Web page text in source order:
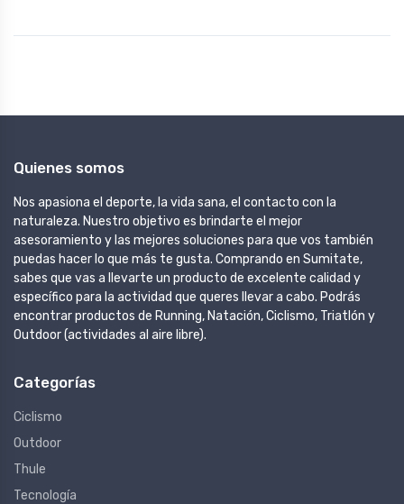
Quienes somos
Nos apasiona el deporte, la vida sana, el contacto con la
naturaleza. Nuestro objetivo es brindarte el mejor
asesoramiento y las mejores soluciones para que vos también
puedas hacer lo que más te gusta. Comprando en Sumitate,
sabes que vas a llevarte un producto de excelente calidad y
específico para la actividad que queres llevar a cabo. Podrás
encontrar productos de Running, Natación, Ciclismo, Triatlón y
Outdoor (actividades al aire libre).
Categorías
Ciclismo
Outdoor
Thule
Tecnología